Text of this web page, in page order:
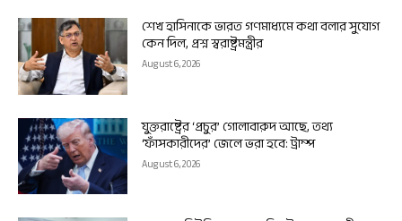
শেখ হাসিনাকে ভারত গণমাধ্যমে কথা বলার সুযোগ
কেন দিল, প্রশ্ন স্বরাষ্ট্রমন্ত্রীর
August 6, 2026
যুক্তরাষ্ট্রের ‘প্রচুর’ গোলাবারুদ আছে, তথ্য
‘ফাঁসকারীদের’ জেলে ভরা হবে: ট্রাম্প
August 6, 2026